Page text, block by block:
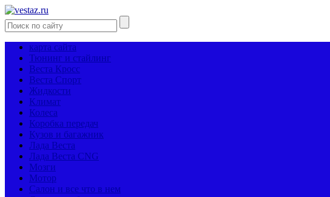
карта сайта
Тюнинг и стайлинг
Веста Кросс
Веста Спорт
Жидкости
Климат
Колеса
Коробка передач
Кузов и багажник
Лада Веста
Лада Веста CNG
Мозги
Мотор
Салон и все что в нем